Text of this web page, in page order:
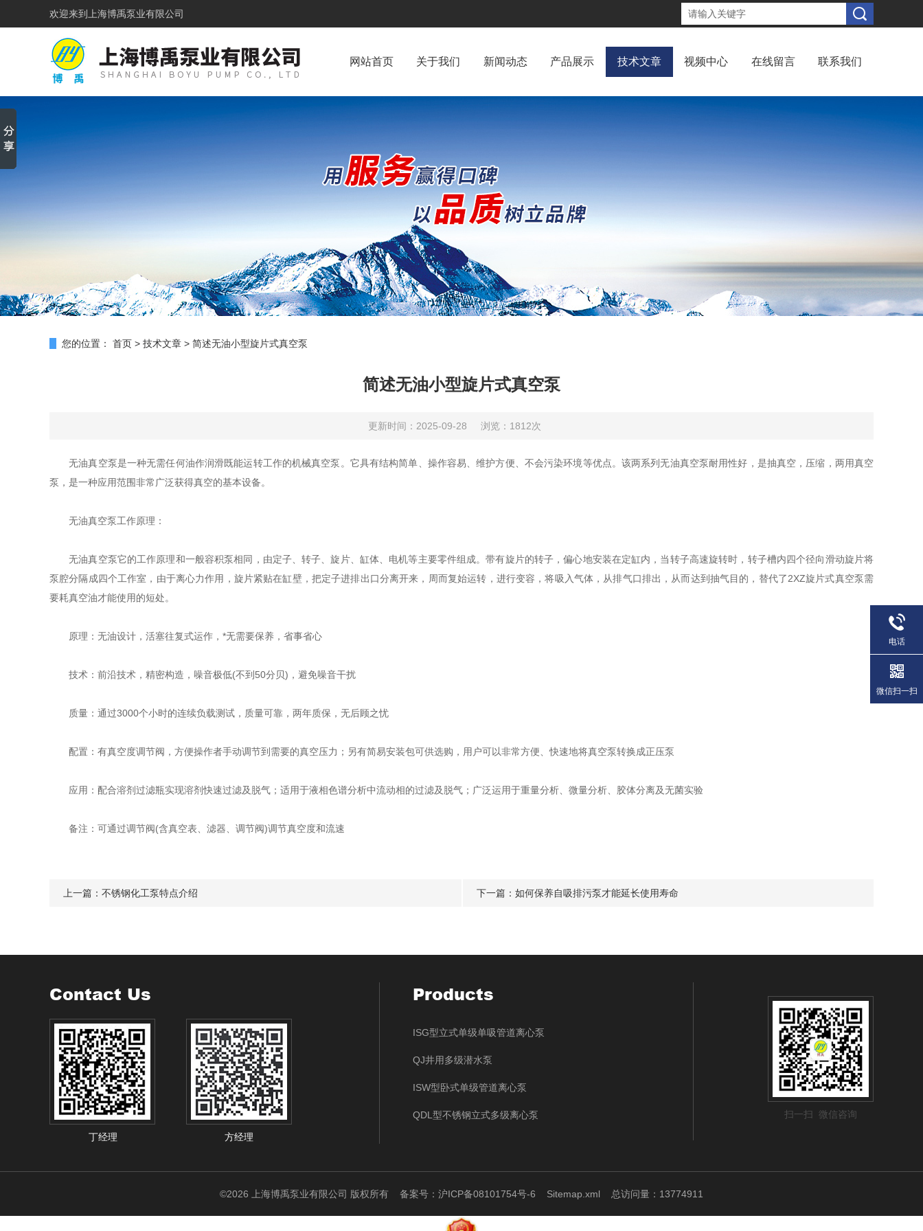
欢迎来到 上海博禹泵业有限公司
网站首页 关于我们 新闻动态 产品展示 技术文章 视频中心 在线留言 联系我们
您的位置： 首页 > 技术文章 > 简述无油小型旋片式真空泵
简述无油小型旋片式真空泵
更新时间：2025-09-28 浏览：1812次
无油真空泵是一种无需任何油作润滑既能运转工作的机械真空泵。它具有结构简单、操作容易、维护方便、不会污染环境等优点。该两系列无油真空泵耐用性好，是抽真空，压缩，两用真空
泵，是一种应用范围非常广泛获得真空的基本设备。
无油真空泵工作原理：
无油真空泵它的工作原理和一般容积泵相同，由定子、转子、旋片、缸体、电机等主要零件组成。带有旋片的转子，偏心地安装在定缸内，当转子高速旋转时，转子槽内四个径向滑动旋片将
泵腔分隔成四个工作室，由于离心力作用，旋片紧贴在缸壁，把定子进排出口分离开来，周而复始运转，进行变容，将吸入气体，从排气口排出，从而达到抽气目的，替代了2XZ旋片式真空泵需
要耗真空油才能使用的短处。
原理：无油设计，活塞往复式运作，*无需要保养，省事省心
技术：前沿技术，精密构造，噪音极低(不到50分贝)，避免噪音干扰
质量：通过3000个小时的连续负载测试，质量可靠，两年质保，无后顾之忧
配置：有真空度调节阀，方便操作者手动调节到需要的真空压力；另有简易安装包可供选购，用户可以非常方便、快速地将真空泵转换成正压泵
应用：配合溶剂过滤瓶实现溶剂快速过滤及脱气；适用于液相色谱分析中流动相的过滤及脱气；广泛运用于重量分析、微量分析、胶体分离及无菌实验
备注：可通过调节阀(含真空表、滤器、调节阀)调节真空度和流速
上一篇： 不锈钢化工泵特点介绍 下一篇： 如何保养自吸排污泵才能延长使用寿命
Contact Us
丁经理 方经理
Products
ISG型立式单级单吸管道离心泵
QJ井用多级潜水泵
ISW型卧式单级管道离心泵
QDL型不锈钢立式多级离心泵 扫一扫 微信咨询
©2026 上海博禹泵业有限公司 版权所有 备案号：沪ICP备08101754号-6 Sitemap.xml 总访问量：13774911
电话
微信扫一扫